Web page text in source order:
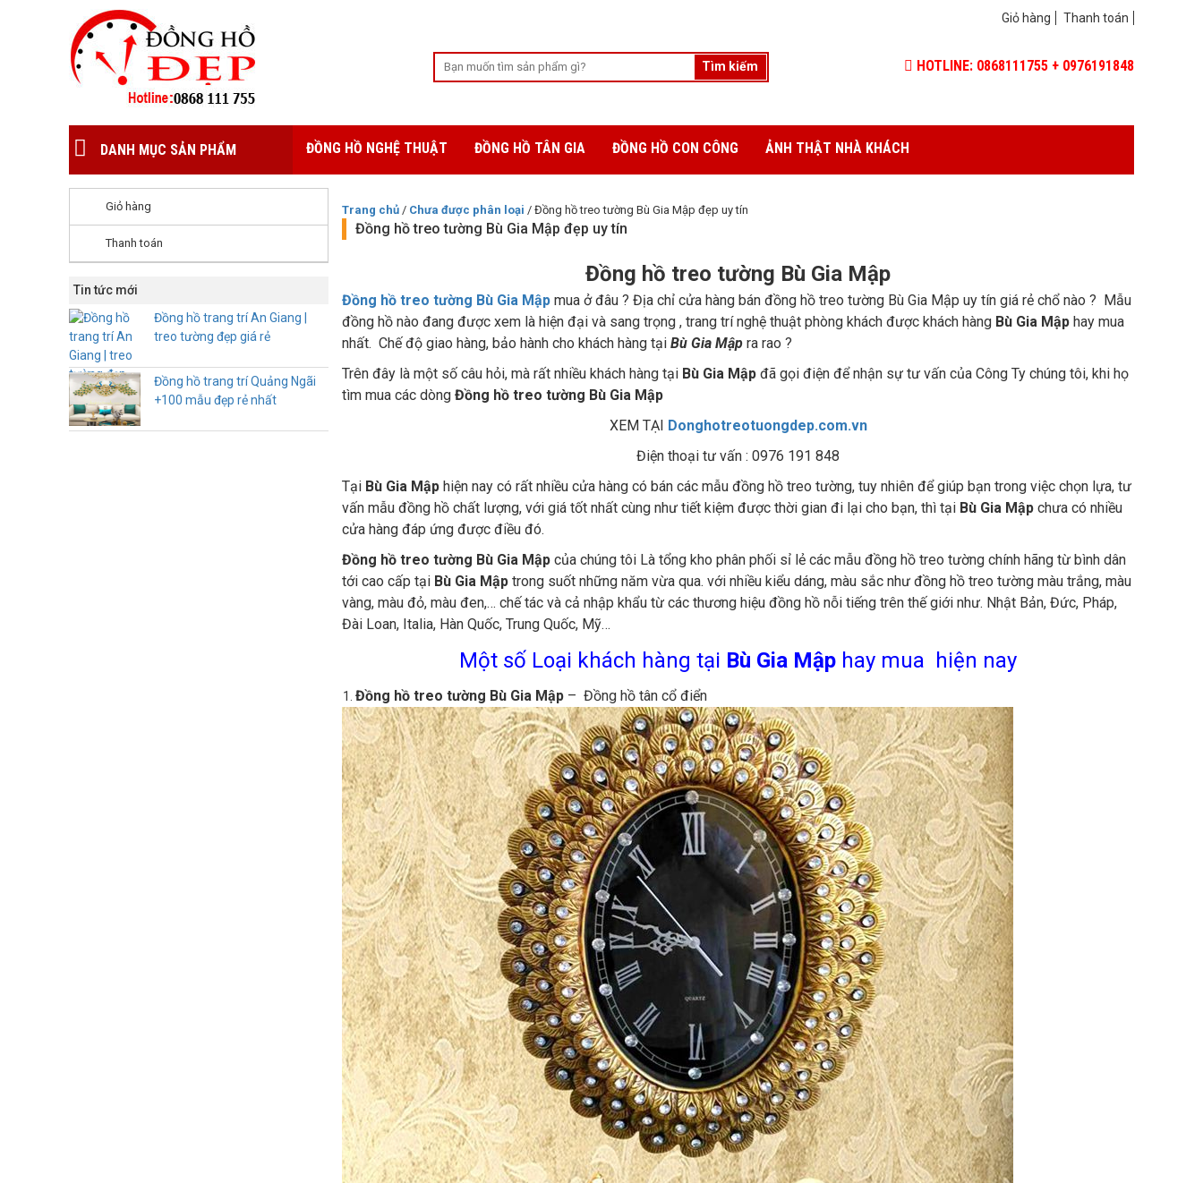
Giỏ hàng Thanh toán
HOTLINE: 0868111755 + 0976191848
DANH MỤC SẢN PHẨM ĐỒNG HỒ NGHỆ THUẬT ĐỒNG HỒ TÂN GIA ĐỒNG HỒ CON CÔNG ẢNH THẬT NHÀ KHÁCH
Giỏ hàng
Thanh toán
Tin tức mới
Đồng hồ trang trí An Giang |
treo tường đẹp giá rẻ
Đồng hồ trang trí Quảng Ngãi
+100 mẫu đẹp rẻ nhất
Trang chủ / Chưa được phân loại / Đồng hồ treo tường Bù Gia Mập đẹp uy tín
Đồng hồ treo tường Bù Gia Mập đẹp uy tín
Đồng hồ treo tường Bù Gia Mập
Đồng hồ treo tường Bù Gia Mập mua ở đâu ? Địa chỉ cửa hàng bán đồng hồ treo tường Bù Gia Mập uy tín giá rẻ chổ nào ? Mẫu
đồng hồ nào đang được xem là hiện đại và sang trọng , trang trí nghệ thuật phòng khách được khách hàng Bù Gia Mập hay mua
nhất. Chế độ giao hàng, bảo hành cho khách hàng tại Bù Gia Mập ra rao ?
Trên đây là một số câu hỏi, mà rất nhiều khách hàng tại Bù Gia Mập đã gọi điện để nhận sự tư vấn của Công Ty chúng tôi, khi họ
tìm mua các dòng Đồng hồ treo tường Bù Gia Mập
XEM TẠI Donghotreotuongdep.com.vn
Điện thoại tư vấn : 0976 191 848
Tại Bù Gia Mập hiện nay có rất nhiều cửa hàng có bán các mẫu đồng hồ treo tường, tuy nhiên để giúp bạn trong việc chọn lựa, tư
vấn mẫu đồng hồ chất lượng, với giá tốt nhất cùng như tiết kiệm được thời gian đi lại cho bạn, thì tại Bù Gia Mập chưa có nhiều
cửa hàng đáp ứng được điều đó.
Đồng hồ treo tường Bù Gia Mập của chúng tôi Là tổng kho phân phối sỉ lẻ các mẫu đồng hồ treo tường chính hãng từ bình dân
tới cao cấp tại Bù Gia Mập trong suốt những năm vừa qua. với nhiều kiểu dáng, màu sắc như đồng hồ treo tường màu trắng, màu
vàng, màu đỏ, màu đen,… chế tác và cả nhập khẩu từ các thương hiệu đồng hồ nỗi tiếng trên thế giới như. Nhật Bản, Đức, Pháp,
Đài Loan, Italia, Hàn Quốc, Trung Quốc, Mỹ…
Một số Loại khách hàng tại Bù Gia Mập hay mua hiện nay
Đồng hồ treo tường Bù Gia Mập – Đồng hồ tân cổ điển